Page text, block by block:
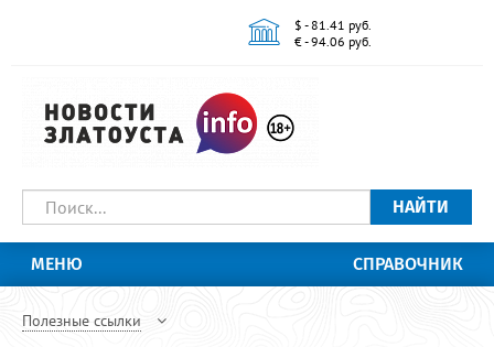
$ - 81.41 руб.
€ - 94.06 руб.
НАЙТИ
МЕНЮ СПРАВОЧНИК
Полезные ссылки